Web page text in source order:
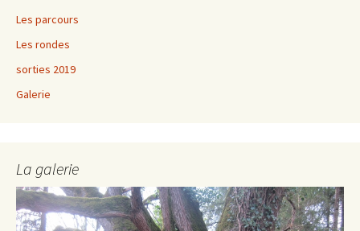
Les parcours
Les rondes
sorties 2019
Galerie
La galerie